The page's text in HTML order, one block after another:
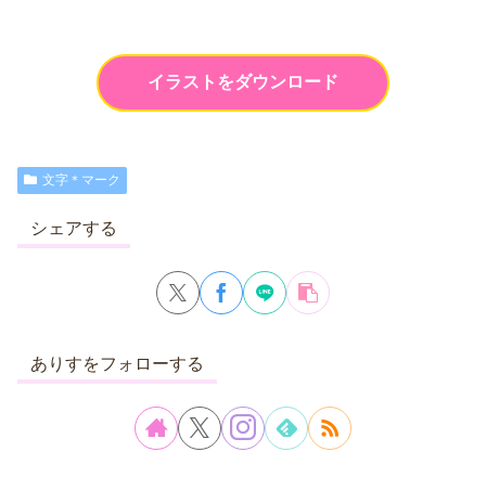
イラストをダウンロード
文字＊マーク
シェアする
ありすをフォローする